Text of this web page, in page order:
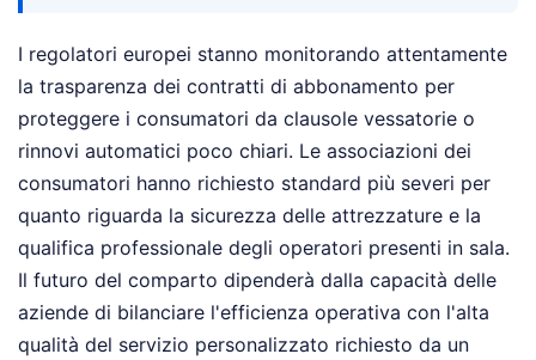
I regolatori europei stanno monitorando attentamente
la trasparenza dei contratti di abbonamento per
proteggere i consumatori da clausole vessatorie o
rinnovi automatici poco chiari. Le associazioni dei
consumatori hanno richiesto standard più severi per
quanto riguarda la sicurezza delle attrezzature e la
qualifica professionale degli operatori presenti in sala.
Il futuro del comparto dipenderà dalla capacità delle
aziende di bilanciare l'efficienza operativa con l'alta
qualità del servizio personalizzato richiesto da un